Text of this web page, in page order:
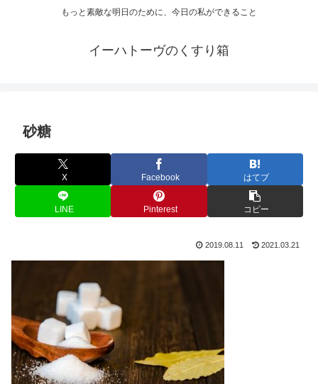
もっと素敵な明日のために、今日の私ができること
イーハトーヴのくすり箱
砂糖
X Facebook はてブ
LINE Pinterest コピー
2019.08.11 2021.03.21